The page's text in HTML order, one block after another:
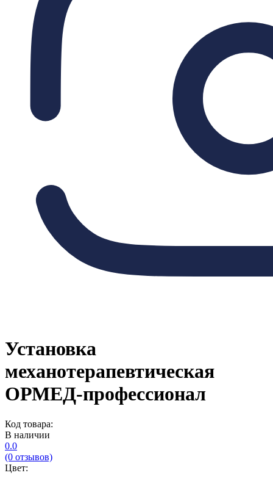
Установка
механотерапевтическая
ОРМЕД-профессионал
Код товара:
В наличии
0.0
(0 отзывов)
Цвет: